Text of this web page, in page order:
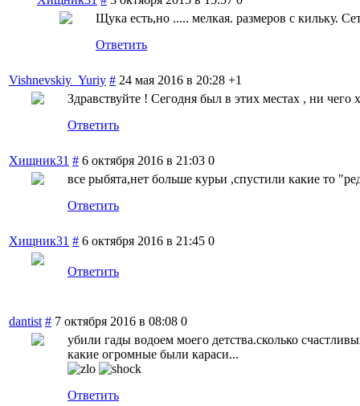
Щука есть,но ..... мелкая. размеров с кильку.
Ответить
Vishnevskiy_Yuriy # 24 мая 2016 в 20:28 +1
Здравствуйте ! Сегодня был в этих местах , ни
Ответить
Хищник31 # 6 октября 2016 в 21:03 0
все рыбята,нет больше курьи ,спустили какие то
Ответить
Хищник31 # 6 октября 2016 в 21:45 0
Ответить
dantist # 7 октября 2016 в 08:08 0
убили гады водоем моего детства.сколько
какие огромные были караси...
Ответить